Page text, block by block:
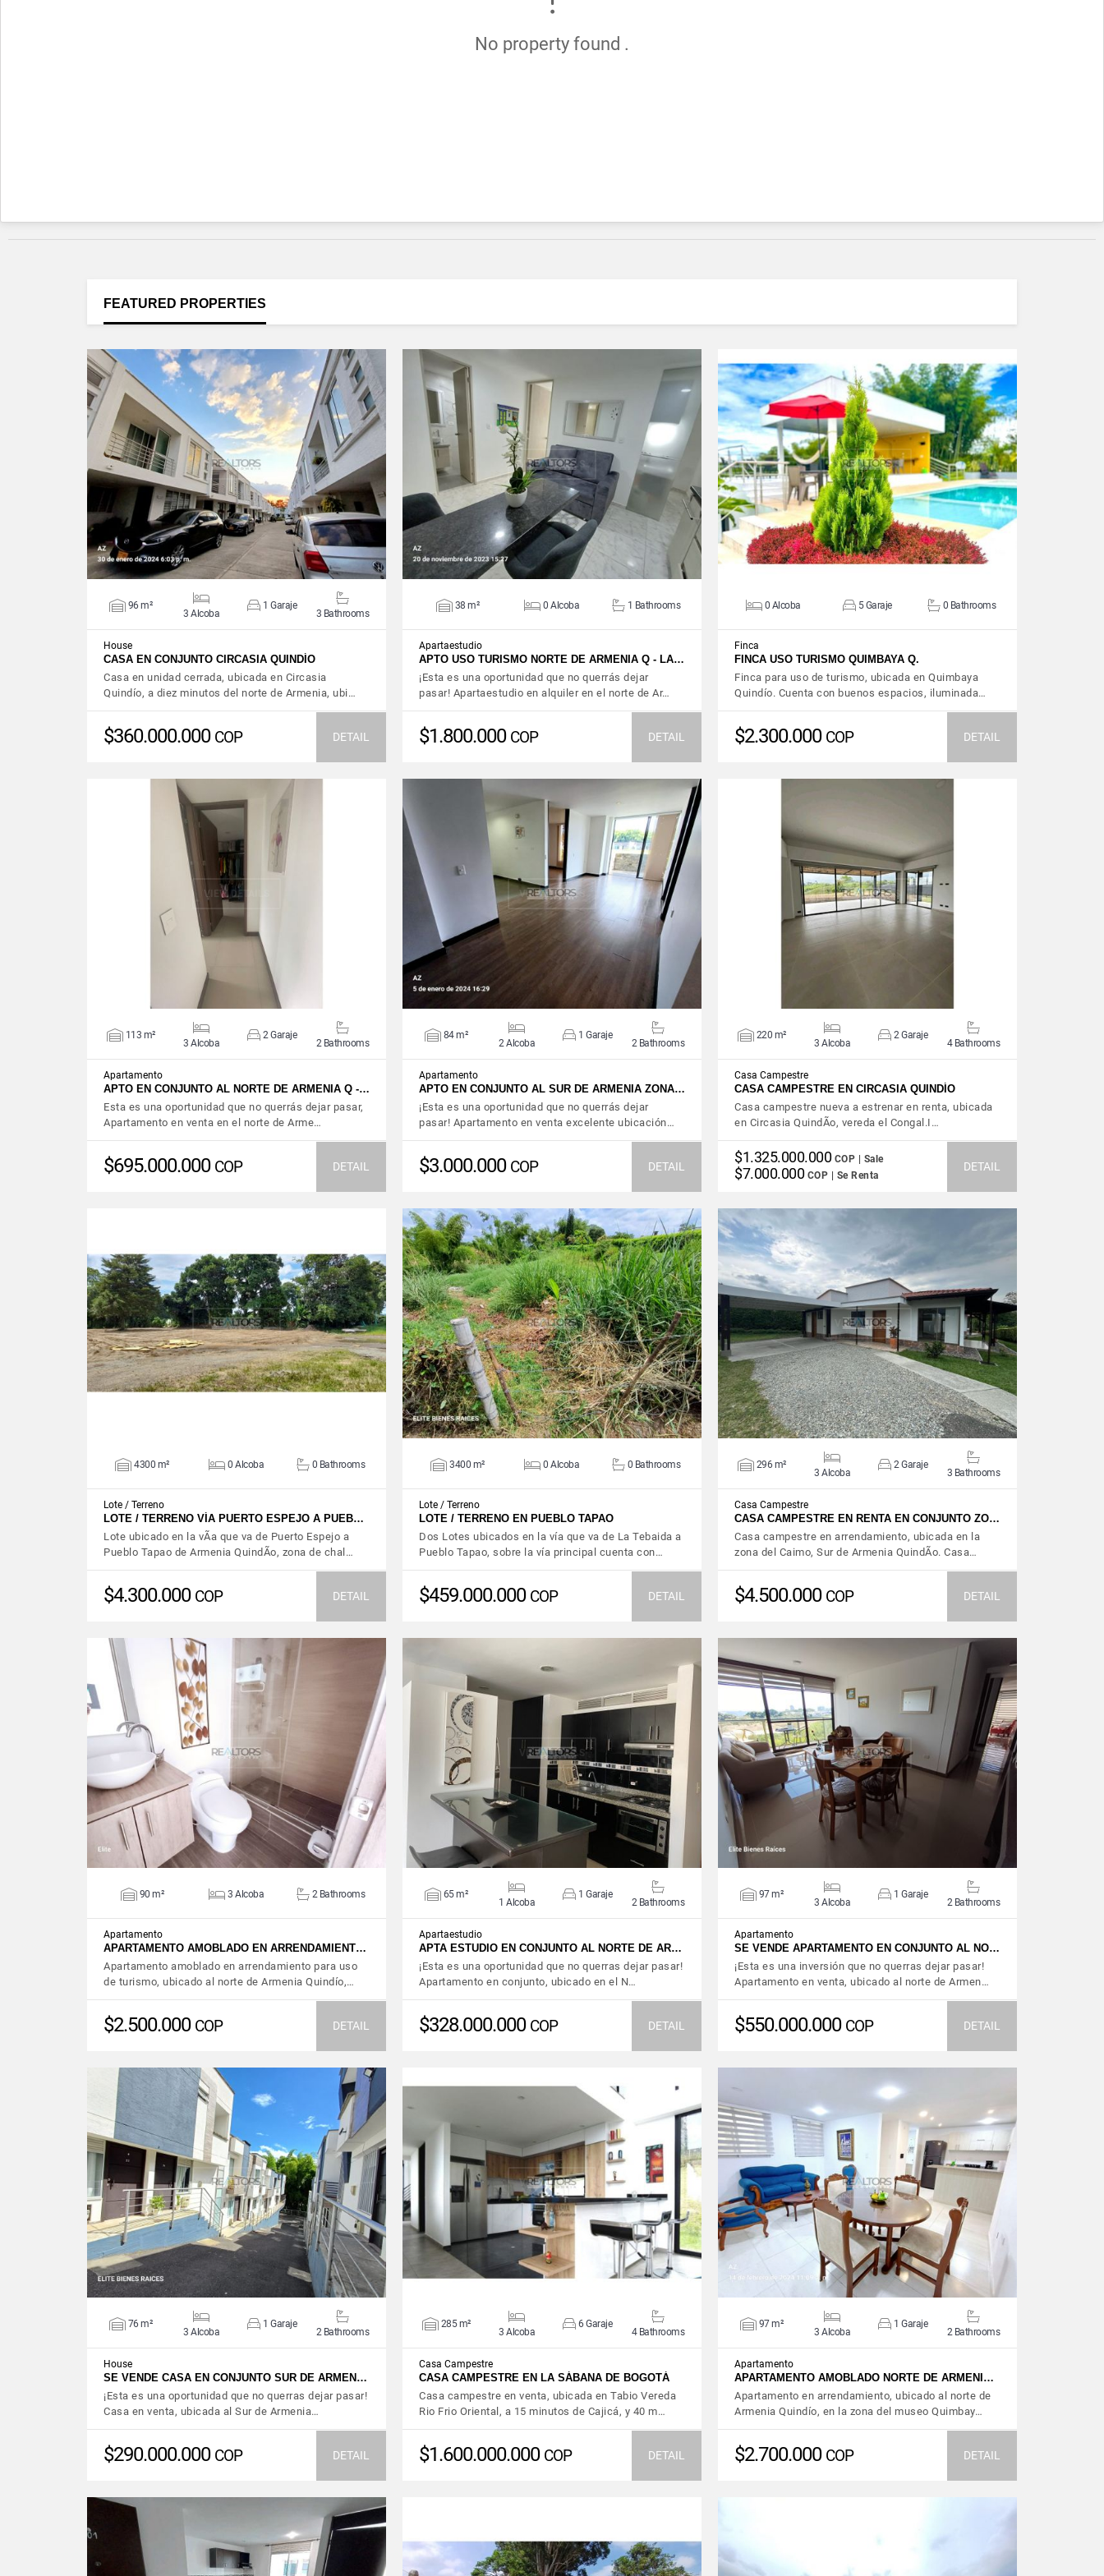
No property found .
FEATURED PROPERTIES
VIEW DETAILS
96 m²
3 Alcoba
1 Garaje
3 Bathrooms
House
CASA EN CONJUNTO CIRCASIA QUINDÍO
Casa en unidad cerrada, ubicada en Circasia
Quindío, a diez minutos del norte de Armenia, ubi…
$360.000.000 COP DETAIL
VIEW DETAILS
38 m² 0 Alcoba 1 Bathrooms
Apartaestudio
APTO USO TURISMO NORTE DE ARMENIA Q - LA…
¡Esta es una oportunidad que no querrás dejar
pasar! Apartaestudio en alquiler en el norte de Ar…
$1.800.000 COP DETAIL
VIEW DETAILS
0 Alcoba 5 Garaje 0 Bathrooms
Finca
FINCA USO TURISMO QUIMBAYA Q.
Finca para uso de turismo, ubicada en Quimbaya
Quindío. Cuenta con buenos espacios, iluminada…
$2.300.000 COP DETAIL
VIEW DETAILS
113 m²
3 Alcoba
2 Garaje
2 Bathrooms
Apartamento
APTO EN CONJUNTO AL NORTE DE ARMENIA Q -…
Esta es una oportunidad que no querrás dejar pasar,
Apartamento en venta en el norte de Arme…
$695.000.000 COP DETAIL
VIEW DETAILS
84 m²
2 Alcoba
1 Garaje
2 Bathrooms
Apartamento
APTO EN CONJUNTO AL SUR DE ARMENIA ZONA…
¡Esta es una oportunidad que no querrás dejar
pasar! Apartamento en venta excelente ubicación…
$3.000.000 COP DETAIL
VIEW DETAILS
220 m²
3 Alcoba
2 Garaje
4 Bathrooms
Casa Campestre
CASA CAMPESTRE EN CIRCASIA QUINDÍO
Casa campestre nueva a estrenar en renta, ubicada
en Circasia QuindÃ­o, vereda el Congal.I…
$1.325.000.000 COP | Sale
$7.000.000 COP | Se Renta
DETAIL
VIEW DETAILS
4300 m² 0 Alcoba 0 Bathrooms
Lote / Terreno
LOTE / TERRENO VÍA PUERTO ESPEJO A PUEB…
Lote ubicado en la vÃ­a que va de Puerto Espejo a
Pueblo Tapao de Armenia QuindÃ­o, zona de chal…
$4.300.000 COP DETAIL
VIEW DETAILS
3400 m² 0 Alcoba 0 Bathrooms
Lote / Terreno
LOTE / TERRENO EN PUEBLO TAPAO
Dos Lotes ubicados en la vía que va de La Tebaida a
Pueblo Tapao, sobre la vía principal cuenta con…
$459.000.000 COP DETAIL
VIEW DETAILS
296 m²
3 Alcoba
2 Garaje
3 Bathrooms
Casa Campestre
CASA CAMPESTRE EN RENTA EN CONJUNTO ZO…
Casa campestre en arrendamiento, ubicada en la
zona del Caimo, Sur de Armenia QuindÃ­o. Casa…
$4.500.000 COP DETAIL
VIEW DETAILS
90 m² 3 Alcoba 2 Bathrooms
Apartamento
APARTAMENTO AMOBLADO EN ARRENDAMIENT…
Apartamento amoblado en arrendamiento para uso
de turismo, ubicado al norte de Armenia Quindío,…
$2.500.000 COP DETAIL
VIEW DETAILS
65 m²
1 Alcoba
1 Garaje
2 Bathrooms
Apartaestudio
APTA ESTUDIO EN CONJUNTO AL NORTE DE AR…
¡Esta es una oportunidad que no querras dejar pasar!
Apartamento en conjunto, ubicado en el N…
$328.000.000 COP DETAIL
VIEW DETAILS
97 m²
3 Alcoba
1 Garaje
2 Bathrooms
Apartamento
SE VENDE APARTAMENTO EN CONJUNTO AL NO…
¡Esta es una inversión que no querras dejar pasar!
Apartamento en venta, ubicado al norte de Armen…
$550.000.000 COP DETAIL
VIEW DETAILS
76 m²
3 Alcoba
1 Garaje
2 Bathrooms
House
SE VENDE CASA EN CONJUNTO SUR DE ARMEN…
¡Esta es una oportunidad que no querras dejar pasar!
Casa en venta, ubicada al Sur de Armenia…
$290.000.000 COP DETAIL
VIEW DETAILS
285 m²
3 Alcoba
6 Garaje
4 Bathrooms
Casa Campestre
CASA CAMPESTRE EN LA SÁBANA DE BOGOTÁ
Casa campestre en venta, ubicada en Tabio Vereda
Rio Frio Oriental, a 15 minutos de Cajicá, y 40 m…
$1.600.000.000 COP DETAIL
VIEW DETAILS
97 m²
3 Alcoba
1 Garaje
2 Bathrooms
Apartamento
APARTAMENTO AMOBLADO NORTE DE ARMENI…
Apartamento en arrendamiento, ubicado al norte de
Armenia Quindío, en la zona del museo Quimbay…
$2.700.000 COP DETAIL